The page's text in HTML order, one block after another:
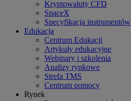
Kryptowaluty CFD
SpaceX
Specyfikacja instrumentów
Edukacja
Centrum Edukacji
Artykuły edukacyjne
Webinary i szkolenia
Analizy rynkowe
Strefa TMS
Centrum pomocy
Rynek